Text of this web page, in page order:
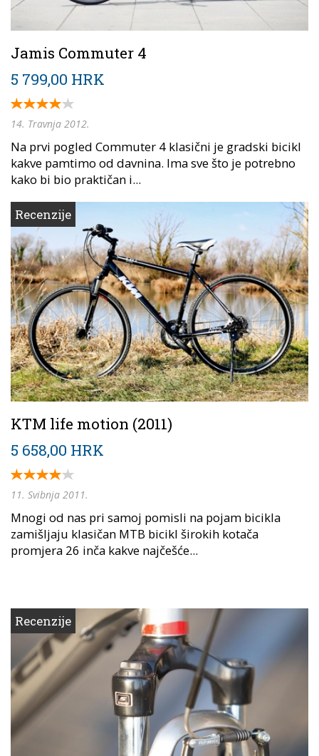
Jamis Commuter 4
5 799,00 HRK
14. Travnja 2012.
Na prvi pogled Commuter 4 klasični je gradski bicikl
kakve pamtimo od davnina. Ima sve što je potrebno
kako bi bio praktičan i...
Recenzije
KTM life motion (2011)
5 658,00 HRK
11. Svibnja 2011.
Mnogi od nas pri samoj pomisli na pojam bicikla
zamišljaju klasičan MTB bicikl širokih kotača
promjera 26 inča kakve najčešće...
Recenzije